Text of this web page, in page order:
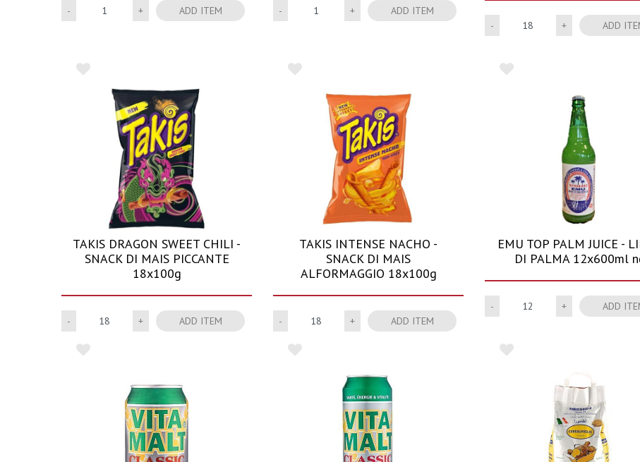
Quantity ADD ITEM Quantity ADD ITEM
Quantity ADD
TAKIS DRAGON SWEET CHILI -
SNACK DI MAIS PICCANTE
18x100g
Quantity ADD ITEM
TAKIS INTENSE NACHO -
SNACK DI MAIS
ALFORMAGGIO 18x100g
Quantity ADD ITEM
EMU TOP PALM JUICE -
DI PALMA 12x600ml
Quantity ADD